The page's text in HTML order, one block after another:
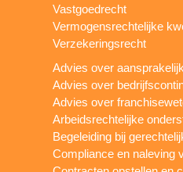
Vastgoedrecht
Vermogensrechtelijke
Verzekeringsrecht
Advies over
Advies over
Advies over
Arbeidsrechtelijke
Begeleiding bij
Compliance en naleving